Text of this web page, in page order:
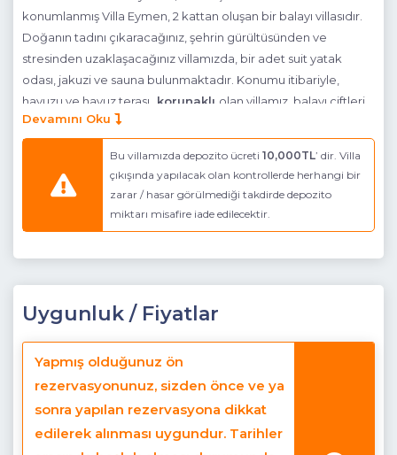
konumlanmış Villa Eymen, 2 kattan oluşan bir balayı villasıdır.
Doğanın tadını çıkaracağınız, şehrin gürültüsünden ve
stresinden uzaklaşacağınız villamızda, bir adet suit yatak
odası, jakuzi ve sauna bulunmaktadır. Konumu itibariyle,
havuzu ve havuz terası korunaklı olan villamız, balayı çiftleri
ve muhafazakar aileler için elit bir seçenektir. Bütün bu
özellikleri ile sizlere tatilin farklı bir tonunu yaşatacak olan
villamız, siz değerli misafirlerine kapılarını ardına kadar
açmaktadır.
* Villada ayrıca bir sauna odası bulunmaktadır.
4 Kişilik masa ve sandalye, Barbekü, Güneş
şemsiyesi, Salıncak, 2 Adet şezlong, Özel yüzme havuzu
Havuz Ebatları: Boy: 8,00 m En: 3,50 m Derinlik: 1,45 m
Mutfak :Modern Amerikan Mutfak (Zemin Katta)
Detayları :
Buzdolabı, Bulaşık makinesi, Çamaşır makinesi,
Fırın, 4’lü Ocak, Tost Makinası, Elektrikli su ısıtıcı, 4 kişilik yemek
Devamını Oku
Bu villamızda depozito ücreti 10,000TL’ dir. Villa
çıkışında yapılacak olan kontrollerde herhangi bir
zarar / hasar görülmediği takdirde depozito
miktarı misafire iade edilecektir.
Uygunluk / Fiyatlar
Yapmış olduğunuz ön
rezervasyonunuz, sizden önce ve ya
sonra yapılan rezervasyona dikkat
edilerek alınması uygundur. Tarihler